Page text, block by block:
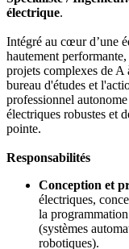
électrique.
Intégré au cœur d’une
hautement
projets complexes de
bureau d'études et
professionnel
électriques robustes et
pointe.
Responsabilités
Conception et
électriques,
la
(systèmes
robotiques).